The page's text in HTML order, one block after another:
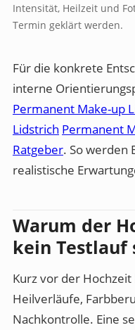
Intensität, Heilzeit und
Termin geklärt werden.
Für die konkrete
interne
Permanent Make-up
Lidstrich Permanent
Ratgeber. So werden
realistische
Warum der
kein Testlauf
Kurz vor der
Heilverläufe,
Nachkontrolle. Eine